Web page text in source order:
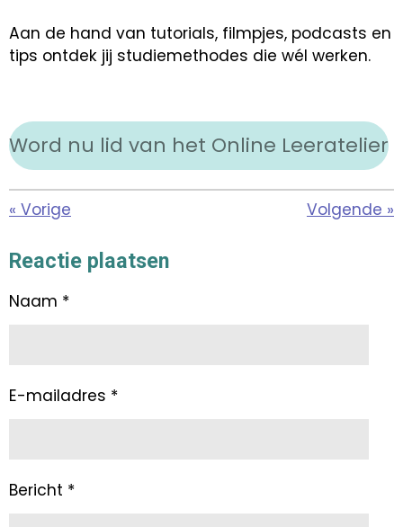
Aan de hand van tutorials, filmpjes, podcasts en
tips ontdek jij studiemethodes die wél werken.
Word nu lid van het Online Leeratelier
« Vorige Volgende »
Reactie plaatsen
Naam *
E-mailadres *
Bericht *